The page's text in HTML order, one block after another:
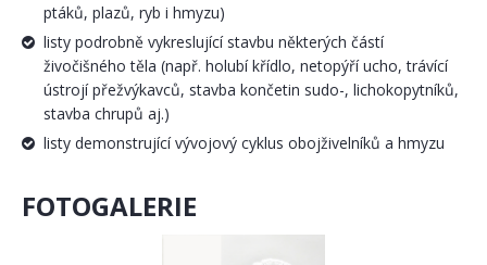
ptáků, plazů, ryb i hmyzu)
listy podrobně vykreslující stavbu některých částí
živočišného těla (např. holubí křídlo, netopýří ucho, trávící
ústrojí přežvýkavců, stavba končetin sudo-, lichokopytníků,
stavba chrupů aj.)
listy demonstrující vývojový cyklus obojživelníků a hmyzu
FOTOGALERIE